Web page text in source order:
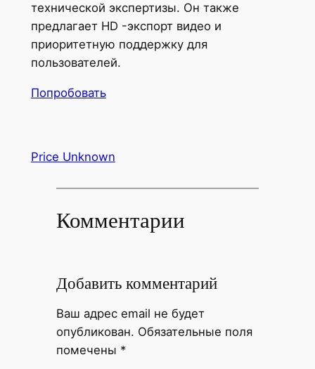
технической экспертизы. Он также
предлагает HD -экспорт видео и
приоритетную поддержку для
пользователей.
Попробовать
Price Unknown
Комментарии
Добавить комментарий
Ваш адрес email не будет
опубликован. Обязательные поля
помечены *